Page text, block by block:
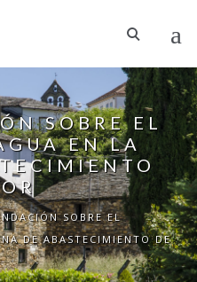
SOBRE EL
EN LA
SOBRE EL
DE ABASTECIMIENTO DE